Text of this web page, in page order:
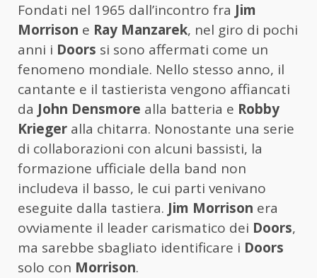
Fondati nel 1965 dall’incontro fra Jim
Morrison e Ray Manzarek, nel giro di pochi
anni i Doors si sono affermati come un
fenomeno mondiale. Nello stesso anno, il
cantante e il tastierista vengono affiancati
da John Densmore alla batteria e Robby
Krieger alla chitarra. Nonostante una serie
di collaborazioni con alcuni bassisti, la
formazione ufficiale della band non
includeva il basso, le cui parti venivano
eseguite dalla tastiera. Jim Morrison era
ovviamente il leader carismatico dei Doors,
ma sarebbe sbagliato identificare i Doors
solo con Morrison.